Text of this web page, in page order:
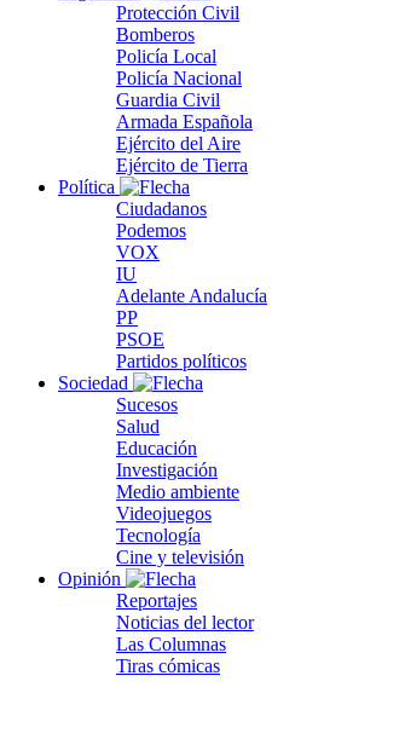
Protección Civil
Bomberos
Policía Local
Policía Nacional
Guardia Civil
Armada Española
Ejército del Aire
Ejército de Tierra
Política
Ciudadanos
Podemos
VOX
IU
Adelante Andalucía
PP
PSOE
Partidos políticos
Sociedad
Sucesos
Salud
Educación
Investigación
Medio ambiente
Videojuegos
Tecnología
Cine y televisión
Opinión
Reportajes
Noticias del lector
Las Columnas
Tiras cómicas